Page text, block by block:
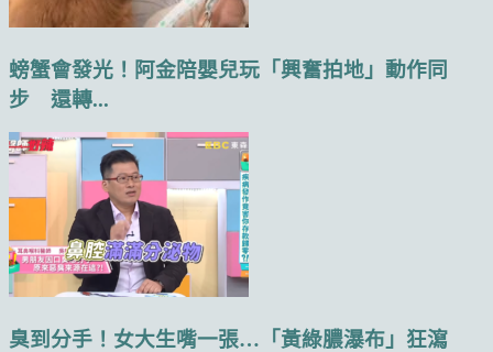
螃蟹會發光！阿金陪嬰兒玩「興奮拍地」動作同
步 還轉...
臭到分手！女大生嘴一張…「黃綠膿瀑布」狂瀉